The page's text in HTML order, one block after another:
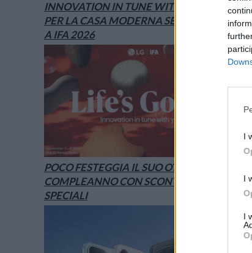
I
I
I
INNOVATION IN TUNE WITH YOU: L’AI
PER LA CASA MODERNA SECONDO LG È
A IFA 2026
POCO FESTEGGIA IL SUO OTTAVO
COMPLEANNO CON SCONTI E OFFERTE
SPECIALI